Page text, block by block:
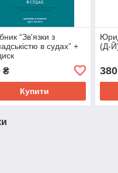
“Зв'язки з
в судах” +
₴
Купити
(Д-
380